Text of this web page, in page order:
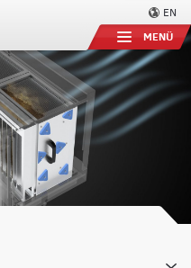
EN
MENÜ